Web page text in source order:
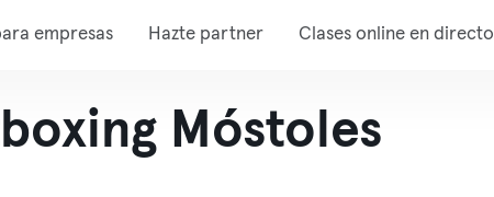
empresas Hazte partner Clases online en directo
Móstoles